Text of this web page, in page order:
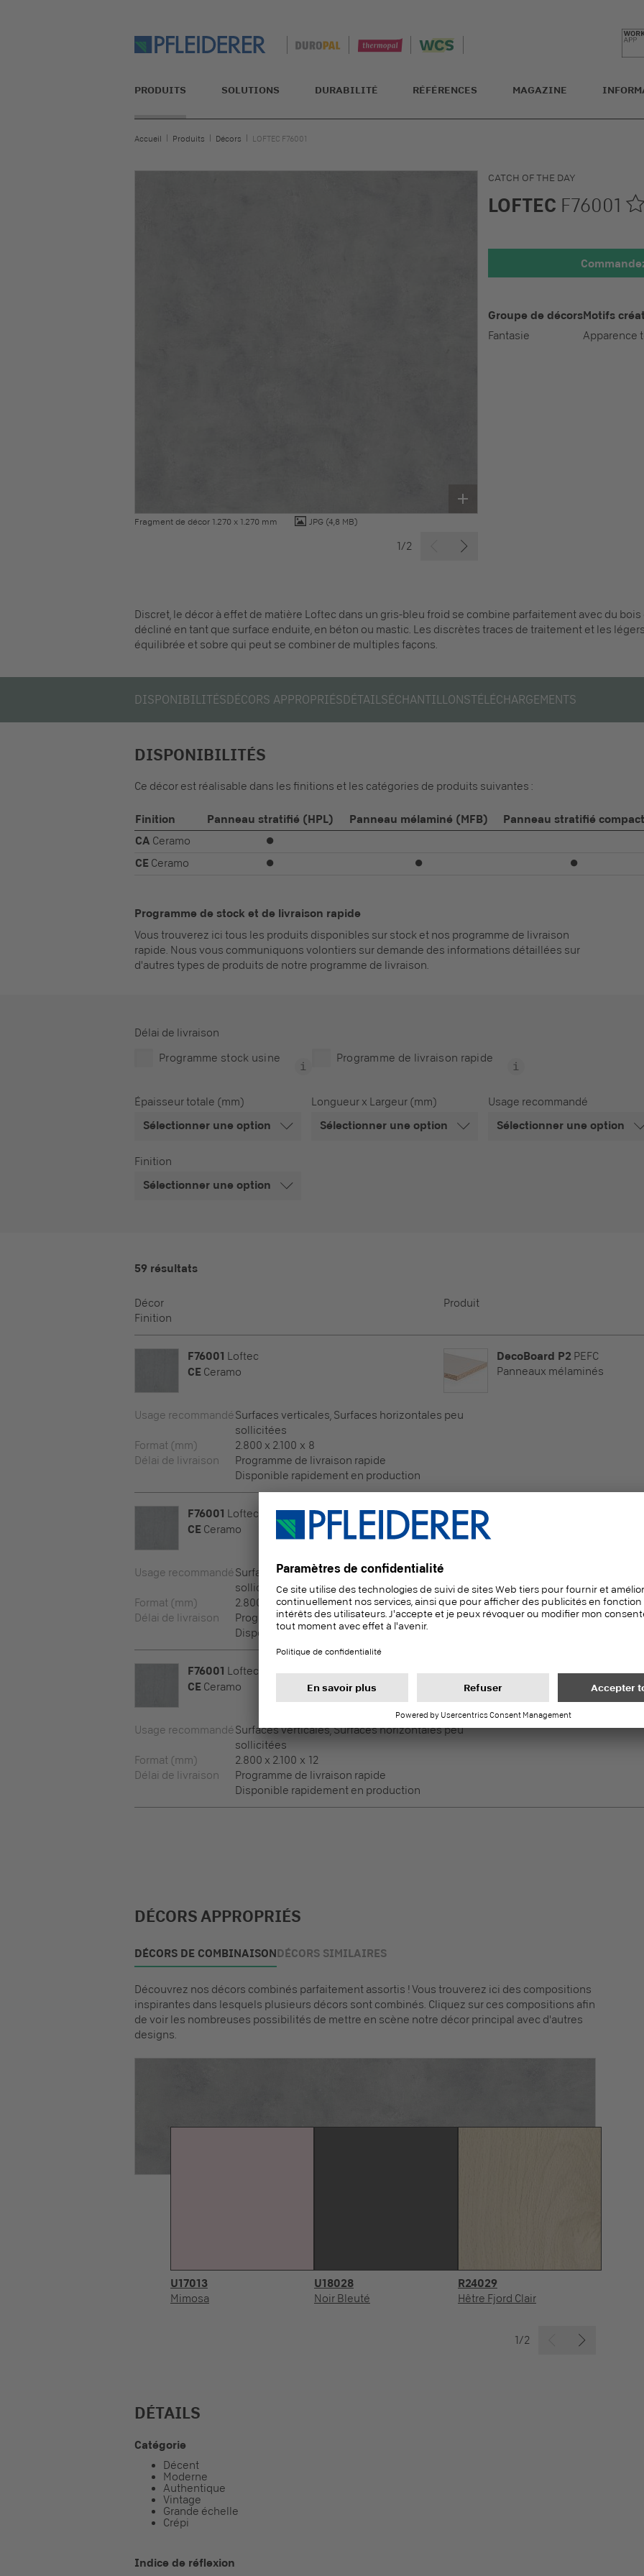
PRODUITS SOLUTIONS DURABILITÉ RÉFÉRENCES MAGAZINE
Accueil Produits Décors LOFTEC F76001
Fragment de décor 1.270 x 1.270 mm JPG (4,8 MB)
Détaillée
1/2
CATCH OF THE DAY
LOFTEC F76001
Groupe de décors
Fantasie
Motifs
Apparence
Discret, le décor à effet de matière Loftec dans un gris-bleu froid se combine parfaitement avec du
décliné en tant que surface enduite, en béton ou mastic. Les discrètes traces de traitement et les
équilibrée et sobre qui peut se combiner de multiples façons.
DISPONIBILITÉSDÉCORS APPROPRIÉSDÉTAILSÉCHANTILLONSTÉLÉCHARGEMENTS
DISPONIBILITÉS
Ce décor est réalisable dans les finitions et les catégories de produits suivantes :
Finition Panneau stratifié (HPL) Panneau mélaminé (MFB)
Panneau stratifié compact
CA Ceramo ⏺
CE Ceramo ⏺ ⏺ ⏺
Programme de stock et de livraison rapide
Vous trouverez ici tous les produits disponibles sur stock et nos programme de livraison
rapide. Nous vous communiquons volontiers sur demande des informations détaillées sur
d'autres types de produits de notre programme de livraison.
Délai de livraison
Programme stock usine
Programme de livraison rapide
Épaisseur totale (mm)
Sélectionner une option
Longueur x Largeur (mm)
Sélectionner une option
Usage recommandé
Sélectionner une option
Finition
Sélectionner une option
59 résultats
Décor
Finition
Produit
F76001 Loftec
CE Ceramo
DecoBoard P2 PEFC
Panneaux mélaminés
Usage recommandéSurfaces verticales, Surfaces horizontales peu
sollicitées
Format (mm)
2.800 x 2.100 x 8
Délai de livraison
Programme de livraison rapide
Disponible rapidement en production
F76001 Loftec
CE Ceramo
Usage recommandéSurfaces verticales, Surfaces horizontales peu
sollicitées
Format (mm)
2.800 x 2.100 x 10
Délai de livraison
Programme de livraison rapide
Disponible rapidement en production
F76001 Loftec
CE Ceramo
DecoBoard P2PEFC
Panneaux mélaminés
Usage recommandéSurfaces verticales, Surfaces horizontales peu
sollicitées
Format (mm)
2.800 x 2.100 x 12
Délai de livraison
Programme de livraison rapide
Disponible rapidement en production
DÉCORS APPROPRIÉS
DÉCORS DE COMBINAISONDÉCORS SIMILAIRES
Découvrez nos décors combinés parfaitement assortis ! Vous trouverez ici des compositions
inspirantes dans lesquels plusieurs décors sont combinés. Cliquez sur ces compositions afin
de voir les nombreuses possibilités de mettre en scène notre décor principal avec d'autres
designs.
U17013
Mimosa
U18028
Noir Bleuté
R24029
Hêtre Fjord Clair
1/2
DÉTAILS
Catégorie
Décent
Moderne
Authentique
Vintage
Grande échelle
Crépi
Indice de réflexion